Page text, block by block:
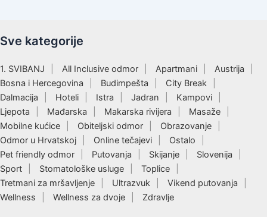
Sve kategorije
1. SVIBANJ All Inclusive odmor Apartmani
Austrija
Bosna i Hercegovina
Budimpešta
City Break
Dalmacija
Hoteli Istra Jadran
Kampovi
Ljepota
Mađarska Makarska rivijera
Masaže
Mobilne kućice
Obiteljski odmor
Obrazovanje
Odmor u Hrvatskoj
Online tečajevi
Ostalo
Pet friendly odmor
Putovanja Skijanje
Slovenija
Sport
Stomatološke usluge
Toplice
Tretmani za mršavljenje
Ultrazvuk
Vikend putovanja
Wellness
Wellness za dvoje Zdravlje